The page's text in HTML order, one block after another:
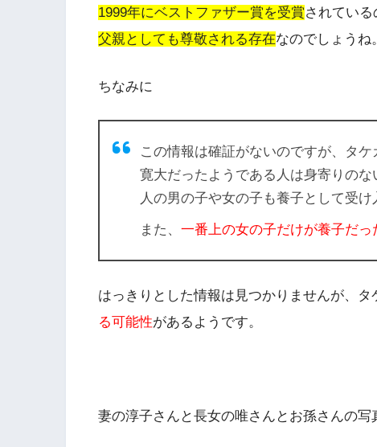
1999年にベストファザー賞を受賞されてい
父親としても尊敬される存在なのでしょうね。
ちなみに
この情報は確証がないのですが、タ
寛大だった ようである人は身寄りの
人の男の子や女の子も養子として受け
また、 一番上の女の子だけが養子だっ
はっきりとした情報は見つかりませんが、
る可能性があるようです。
妻の淳子さんと長女の唯さんとお孫さんの写